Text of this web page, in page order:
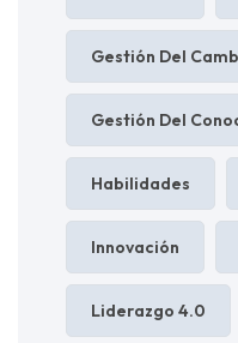
Gestión Del
Gestión Del
Habilidades
Innovación
Liderazgo 4.0